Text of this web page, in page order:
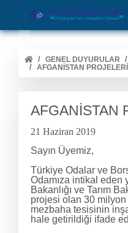
GENEL DUYURULAR
AFGANİSTAN PROJELERİ
AFGANİSTAN
21 Haziran 2019
Sayın Üyemiz,
Türkiye Odalar ve
Odamıza intikal eden
Bakanlığı ve Tarım
projesi olan 30
mezbaha tesisinin
hale getirildiği ifade